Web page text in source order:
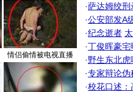
情侣偷情被电视直播
·萨达姆绞刑
·公安部发A
·纪念逝者
·丁俊晖豪
·野生东北
·专家辩论伪
·校花口述：